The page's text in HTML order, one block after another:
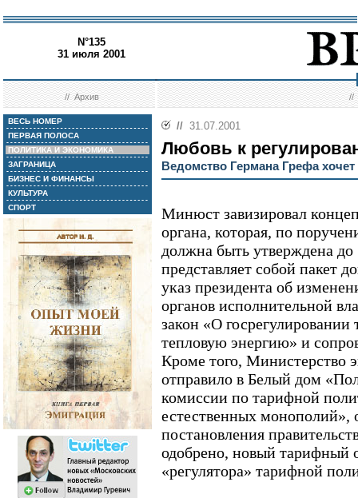
N°135
31 июля 2001
//Архив //
ВЕСЬ НОМЕР
ПЕРВАЯ ПОЛОСА
ПОЛИТИКА И ЭКОНОМИКА
ЗАГРАНИЦА
БИЗНЕС И ФИНАНСЫ
КУЛЬТУРА
СПОРТ
// 31.07.2001
Любовь к
Ведомство Германа Грефа
Минюст завизировал
органа, которая, по
должна быть утверждена
представляет собой пакет
указ президента об
органов исполнительной
закон «О
тепловую энергию» и
Кроме того, Министерство
отправило в Белый дом
комиссии по тарифной
естественных монополий»,
постановления
одобрено, новый тарифный
«регулятора» тарифной